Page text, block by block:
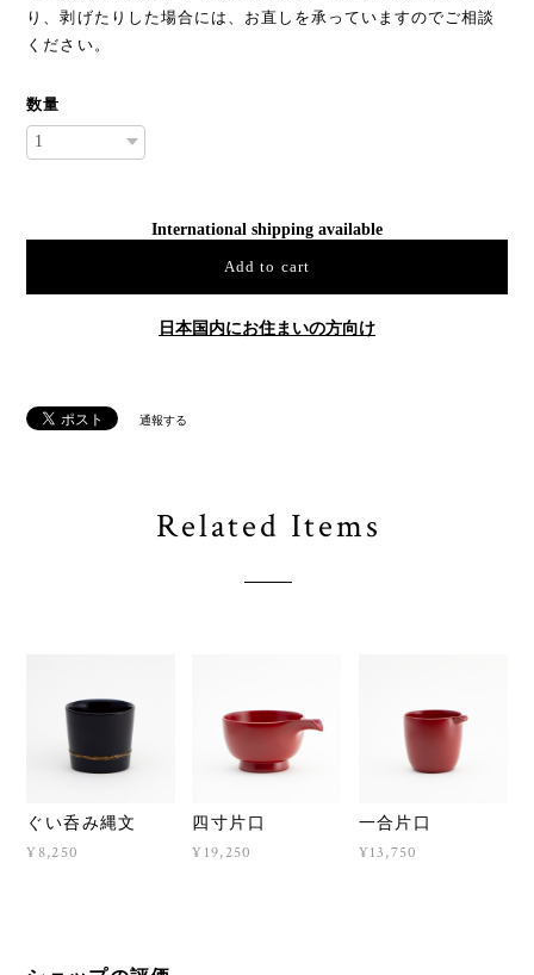
り、剥げたりした場合には、お直しを承っていますのでご相談
ください。
数量
International shipping available
Add to cart
日本国内にお住まいの方向け
通報する
Related Items
ぐい呑み縄文
¥8,250
四寸片口
¥19,250
一合片口
¥13,750